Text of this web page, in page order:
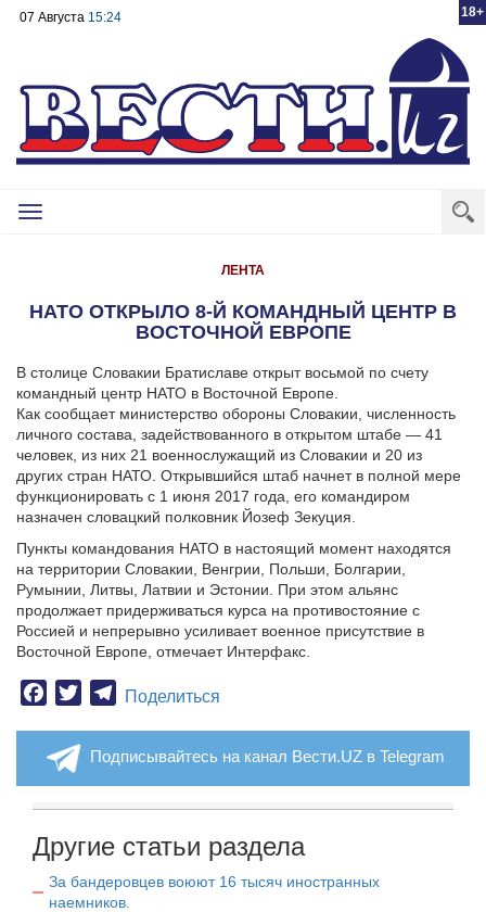
18+
07 Августа 15:24
Toggle
ЛЕНТА
НАТО ОТКРЫЛО 8-Й КОМАНДНЫЙ ЦЕНТР В
ВОСТОЧНОЙ ЕВРОПЕ
В столице Словакии Братиславе открыт восьмой по счету
командный центр НАТО в Восточной Европе.
Как сообщает министерство обороны Словакии, численность
личного состава, задействованного в открытом штабе — 41
человек, из них 21 военнослужащий из Словакии и 20 из
других стран НАТО. Открывшийся штаб начнет в полной мере
функционировать с 1 июня 2017 года, его командиром
назначен словацкий полковник Йозеф Зекуция.
Пункты командования НАТО в настоящий момент находятся
на территории Словакии, Венгрии, Польши, Болгарии,
Румынии, Литвы, Латвии и Эстонии. При этом альянс
продолжает придерживаться курса на противостояние с
Россией и непрерывно усиливает военное присутствие в
Восточной Европе, отмечает Интерфакс.
Facebook
TwitterTelegram
Поделиться
Подписывайтесь на канал Вести.UZ в Telegram
Другие статьи раздела
За бандеровцев воюют 16 тысяч иностранных
наемников.